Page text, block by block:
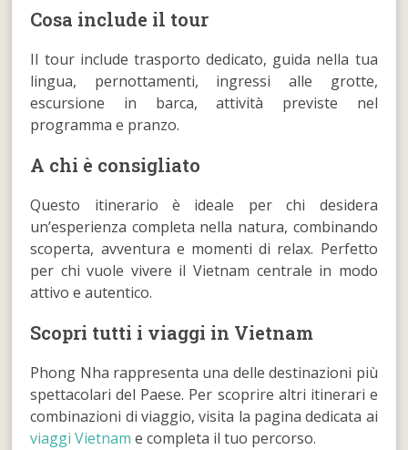
Cosa include il tour
Il tour include trasporto dedicato, guida nella tua
lingua, pernottamenti, ingressi alle grotte,
escursione in barca, attività previste nel
programma e pranzo.
A chi è consigliato
Questo itinerario è ideale per chi desidera
un’esperienza completa nella natura, combinando
scoperta, avventura e momenti di relax. Perfetto
per chi vuole vivere il Vietnam centrale in modo
attivo e autentico.
Scopri tutti i viaggi in Vietnam
Phong Nha rappresenta una delle destinazioni più
spettacolari del Paese. Per scoprire altri itinerari e
combinazioni di viaggio, visita la pagina dedicata ai
viaggi Vietnam e completa il tuo percorso.